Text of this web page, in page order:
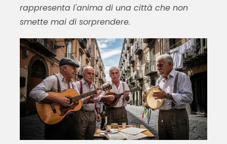
rappresenta l'anima di una città che non
smette mai di sorprendere.